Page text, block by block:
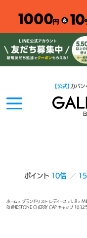
ポイント 10倍
【公式】 カバン
ホーム >ブランドリスト レディース > L-R>
RHINESTONE CHERRY CAP キャップ